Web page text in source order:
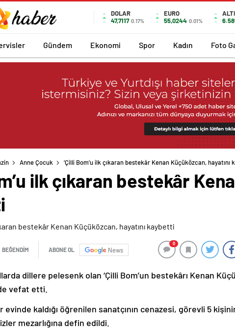
DOLAR
47,7117 0.17%
EURO
55,0244 0.01%
Gündem Ekonomi Spor Kadın Foto
Anne Çocuk ‘Çilli Bom’u ilk çıkaran bestekâr Kenan Küçüközcan, hayatını
ilk çıkaran bestekâr
BEĞENDİM ABONE OL News
0
dillere pelesenk olan ‘Çilli Bom’un bestekârı Kenan
vefat etti.
kaldığı öğrenilen sanatçının cenazesi, görevli 5
mezarlığına defin edildi.